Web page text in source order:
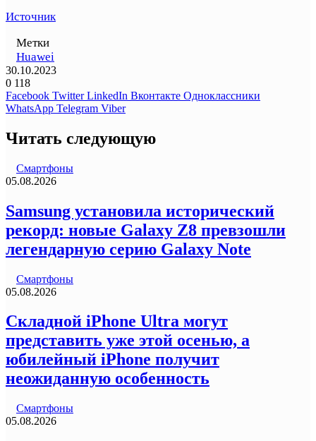
Источник
Метки
Huawei
30.10.2023
0 118
Facebook Twitter LinkedIn Вконтакте Одноклассники
WhatsApp Telegram Viber
Читать следующую
Смартфоны
05.08.2026
Samsung установила исторический
рекорд: новые Galaxy Z8 превзошли
легендарную серию Galaxy Note
Смартфоны
05.08.2026
Складной iPhone Ultra могут
представить уже этой осенью, а
юбилейный iPhone получит
неожиданную особенность
Смартфоны
05.08.2026